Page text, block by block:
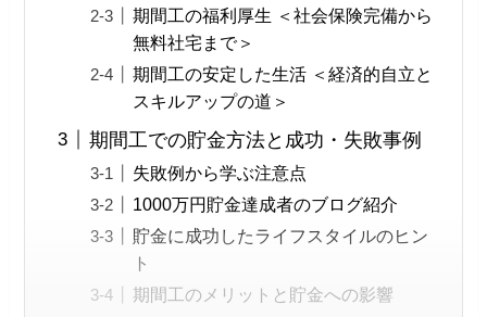
期間工の福利厚生 ＜社会保険完備から
無料社宅まで＞
期間工の安定した生活 ＜経済的自立と
スキルアップの道＞
期間工での貯金方法と成功・失敗事例
失敗例から学ぶ注意点
1000万円貯金達成者のブログ紹介
貯金に成功したライフスタイルのヒン
ト
期間工のメリットと貯金への影響